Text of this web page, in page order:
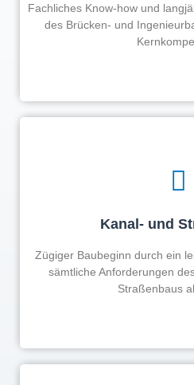
Fachliches Know-how und
des Brücken- und
Jetzt
Mehr
Kanal- und
Zügiger Baubeginn durch ein
sämtliche Anforderungen
Straßenbaus